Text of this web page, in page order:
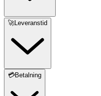
🚀Leveranstid
💳Betalning